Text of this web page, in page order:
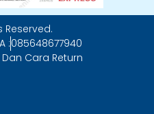
Reserved.
:085648677940
Cara Return